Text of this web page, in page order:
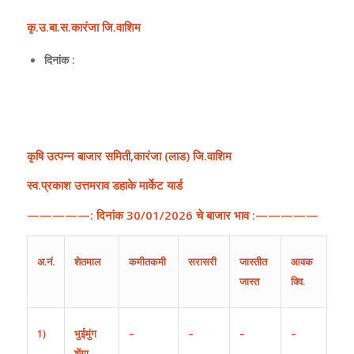
कृ.उ.बा.स.कारंजा जि.वाशिम
दिनांक :
कृषि उत्पन्न बाजार समिती,कारंजा(लाड)जि.वाशिम
स्व.प्रकाश उत्तमराव डहाके मार्केट यार्ड
—————:दिनांक30/01/2026 चे बाजार भाव:—————
अ.नं. शेतमाल कमीतकमी सरासरी
जास्तीत
जास्त
आवक
क्वि.
1)
भुईमुंग
– – – –